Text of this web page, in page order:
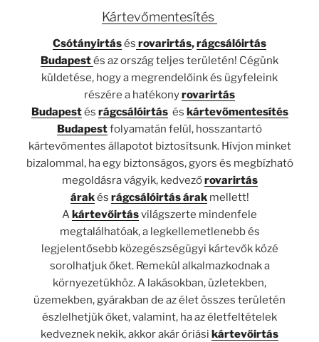
Kártevőmentesítés
Csótányirtásés rovarirtás,rágcsálóirtás
Budapestés az ország teljes területén! Cégünk
küldetése, hogy a megrendelőink és ügyfeleink
részére a hatékonyrovarirtás
Budapestés rágcsálóirtásés kártevőmentesítés
Budapestfolyamatán felül, hosszantartó
kártevőmentes állapotot biztosítsunk. Hívjon minket
bizalommal, ha egy biztonságos, gyors és megbízható
megoldásra vágyik, kedvezőrovarirtás
árakés rágcsálóirtás árakmellett!
A kártevőirtásvilágszerte mindenfele
megtalálhatóak, a legkellemetlenebb és
legjelentősebb közegészségügyi kártevők közé
sorolhatjuk őket. Remekül alkalmazkodnak a
környezetükhöz. A lakásokban, üzletekben,
üzemekben, gyárakban de az élet összes területén
észlelhetjük őket, valamint, ha az életfeltételek
kedveznek nekik, akkor akár óriási kártevőirtás